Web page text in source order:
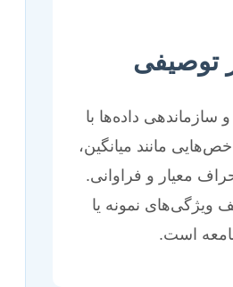
توصیفی
سازماندهی داده‌ها با
مانند میانگین،
معیار و فراوانی.
ویژگی‌های نمونه یا
است.